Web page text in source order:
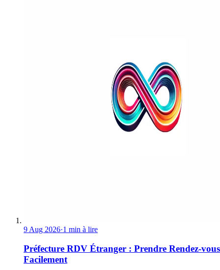
9 Aug 2026·1 min à lire
Préfecture RDV Étranger : Prendre Rendez-vous
Facilement